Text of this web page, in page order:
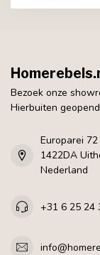
Bezoek onze
Hierbuiten
Europarei 72
1422DA
Nederland
+31 6 25 24